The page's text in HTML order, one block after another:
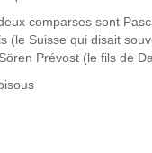
comparses sont
(le Suisse qui disait
Prévost (le fils de